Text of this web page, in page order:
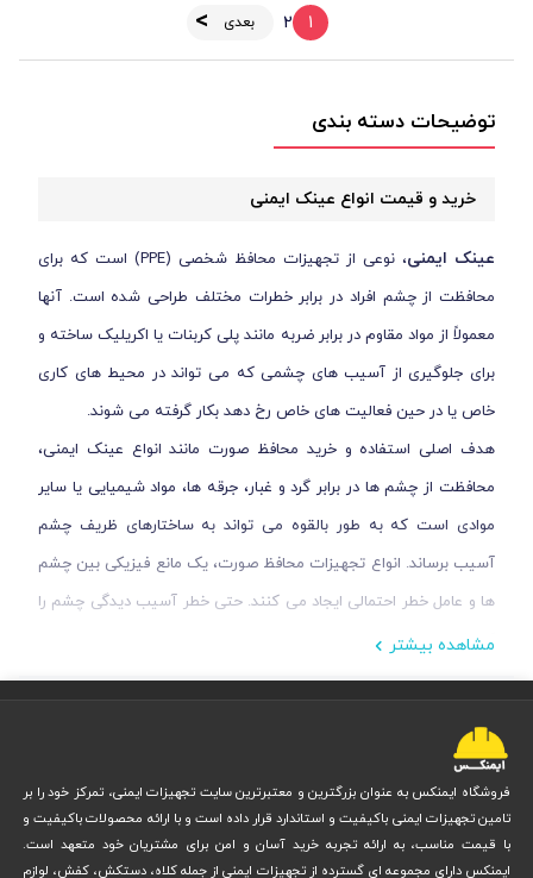
1
2 بعدی
توضیحات دسته بندی
خرید و قیمت انواع عینک ایمنی
عینک ایمنی
، نوعی از تجهیزات محافظ شخصی (PPE) است که برای
محافظت از چشم افراد در برابر خطرات مختلف طراحی شده است. آنها
معمولاً از مواد مقاوم در برابر ضربه مانند پلی کربنات یا اکریلیک ساخته و
برای جلوگیری از آسیب های چشمی که می تواند در محیط های کاری
خاص یا در حین فعالیت های خاص رخ دهد بکار گرفته می شوند.
هدف اصلی استفاده و خرید محافظ صورت مانند انواع عینک ایمنی،
محافظت از چشم ها در برابر گرد و غبار، جرقه ها، مواد شیمیایی یا سایر
موادی است که به طور بالقوه می تواند به ساختارهای ظریف چشم
آسیب برساند. انواع تجهیزات محافظ صورت، یک مانع فیزیکی بین چشم
ها و عامل خطر احتمالی ایجاد می کنند. حتی خطر آسیب دیدگی چشم را
کاهش می دهند.
عینک ایمنی یکی از بهترین تجهیزات محافظ صورت در برابر خطرات
که از حساسیت بالایی برخوردار است. این در حالی است که امروزه عینک
های ایمنی زیادی در کشور تولید می شود. اما کیفیت هر کدام با دیگری
متفاوت است. اگر قصد خرید انواع عینک ایمنی را دارید، این راهنمای
خرید از ایمنکس را تا انتها بخوانید.
مشاهده بیشتر
فروشگاه ایمنکس به عنوان بزرگترین و معتبرترین سایت تجهیزات ایمنی، تمرکز خود را بر
تامین تجهیزات ایمنی باکیفیت و استاندارد قرار داده است و با ارائه محصولات باکیفیت و
با قیمت مناسب، به ارائه تجربه خرید آسان و امن برای مشتریان خود متعهد است.
ایمنکس دارای مجموعه ای گسترده از تجهیزات ایمنی از جمله کلاه، دستکش، کفش، لوازم